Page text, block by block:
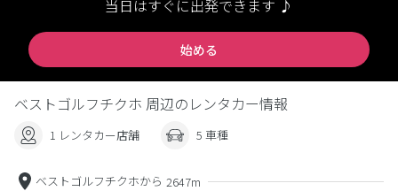
当日はすぐに出発できます ♪
始める
ベストゴルフチクホ 周辺のレンタカー情報
1 レンタカー店舗 5 車種
ベストゴルフチクホから 2647m